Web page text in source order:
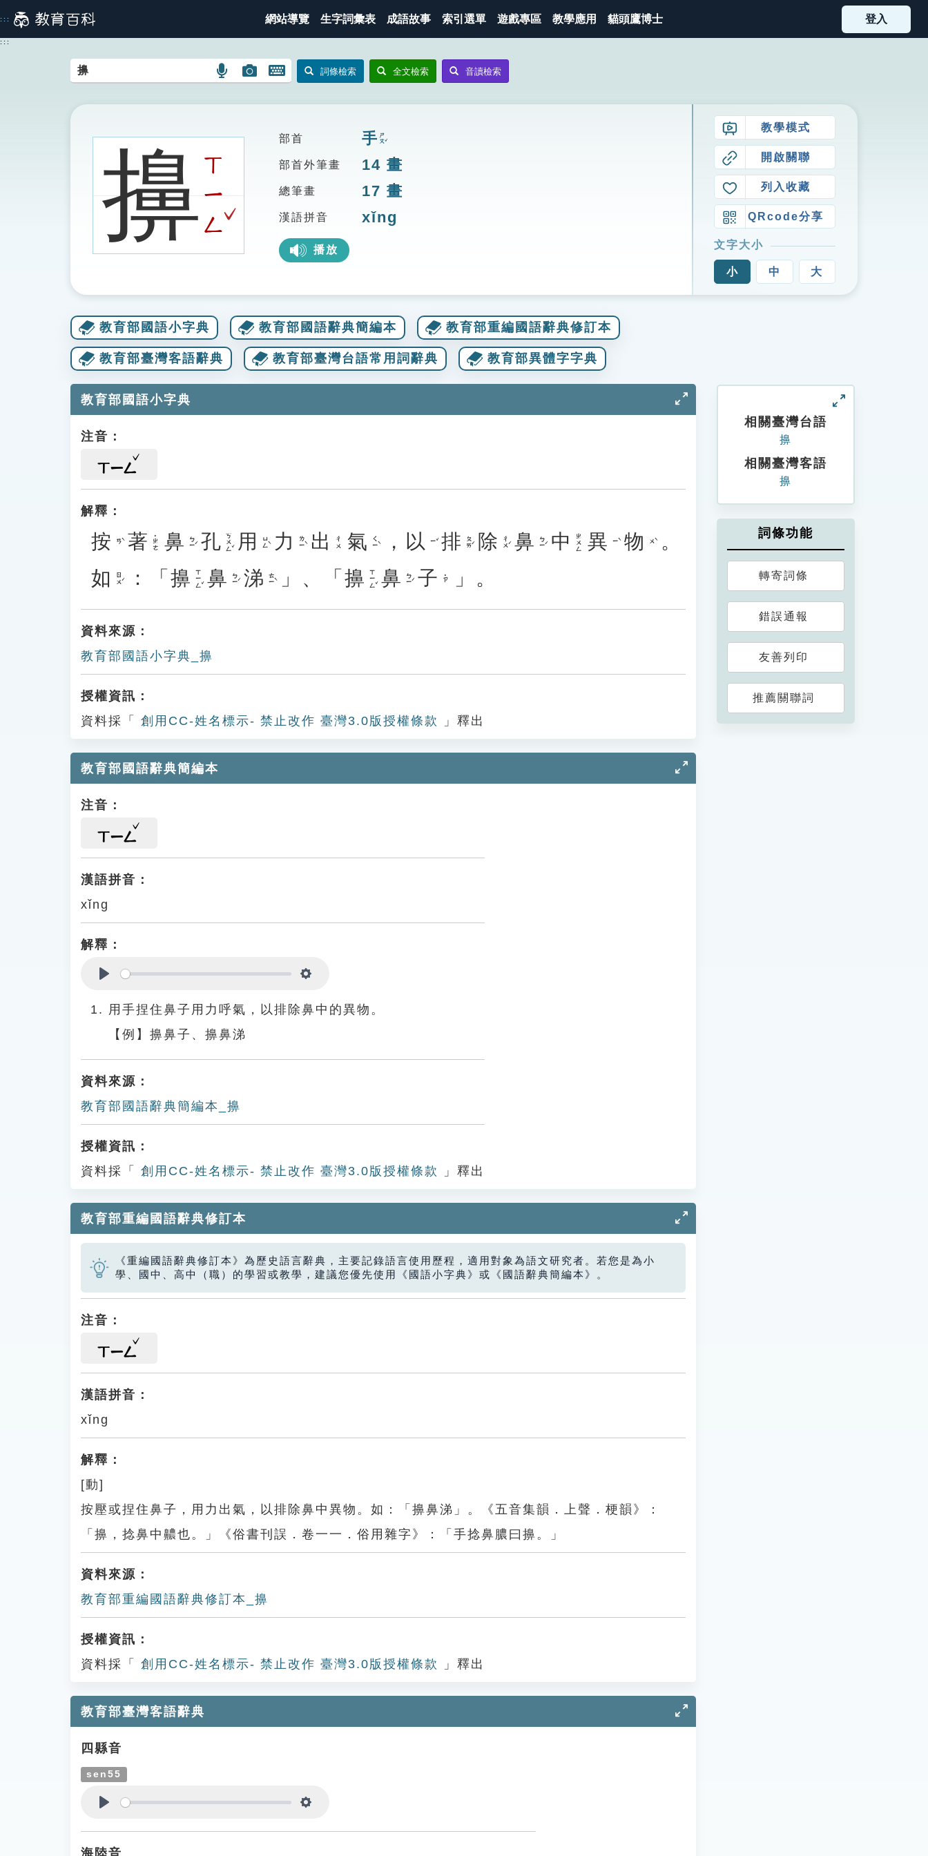
到
主
::: 網站導覽 生字詞彙表 成語故事 索引選單 遊戲專區 教學應用 貓頭鷹博士 登入
:::
語
搜
圖
圖
搜
開
鍵
圖
詞條檢索 全文檢索 音讀檢索
擤ㄒ
ㄧ
ㄥ
ˇ
部首 手ㄕㄡˇ
部首外筆畫 14 畫
總筆畫 17 畫
漢語拼音 xǐng
播放
教學模式
開啟關聯
列入收藏
QRcode分享
文字大小
小 中 大
教育部國語小字典 教育部國語辭典簡編本 教育部重編國語辭典修訂本
教育部臺灣客語辭典 教育部臺灣台語常用詞辭典 教育部異體字字典
教育部國語小字典
注音：
ㄒㄧㄥ
解釋：
按 ㄢˋ 著 ˙ㄓㄜ 鼻 ㄅㄧˊ 孔 ㄎㄨㄥˇ 用 ㄩㄥˋ 力 ㄌㄧˋ 出 ㄔㄨ 氣 ㄑㄧˋ ， 以 ㄧˇ 排 ㄆㄞˊ 除 ㄔㄨˊ 鼻 ㄅㄧˊ 中 ㄓㄨㄥ 異 ㄧˋ 物 ㄨˋ
。
如 ㄖㄨˊ ：「 擤 ㄒㄧㄥˇ 鼻 ㄅㄧˊ 涕 ㄊㄧˋ 」、「 擤 ㄒㄧㄥˇ 鼻 ㄅㄧˊ 子 ˙ㄗ 」。
資料來源：
教育部國語小字典_擤
授權資訊：
資料採「
創用CC-姓名標示- 禁止改作 臺灣3.0版授權條款 」釋出
教育部國語辭典簡編本
注音：
ㄒㄧㄥ
漢語拼音：
xǐng
解釋：
用手捏住鼻子用力呼氣，以排除鼻中的異物。
【例】擤鼻子、擤鼻涕
資料來源：
教育部國語辭典簡編本_擤
授權資訊：
資料採「
創用CC-姓名標示- 禁止改作 臺灣3.0版授權條款 」釋出
教育部重編國語辭典修訂本
《重編國語辭典修訂本》為歷史語言辭典，主要記錄語言使用歷程，適用對象為語文研究者。若您是為小
學、國中、高中（職）的學習或教學，建議您優先使用《國語小字典》或《國語辭典簡編本》。
注音：
ㄒㄧㄥ
漢語拼音：
xǐng
解釋：
[動]
按壓或捏住鼻子，用力出氣，以排除鼻中異物。如：「擤鼻涕」。《五音集韻．上聲．梗韻》：
「擤，捻鼻中齈也。」《俗書刊誤．卷一一．俗用雜字》：「手捻鼻膿曰擤。」
資料來源：
教育部重編國語辭典修訂本_擤
授權資訊：
資料採「
創用CC-姓名標示- 禁止改作 臺灣3.0版授權條款 」釋出
教育部臺灣客語辭典
四縣音
sen55
海陸音
相關臺灣台語
擤
相關臺灣客語
擤
詞條功能
轉寄詞條
錯誤通報
友善列印
推薦關聯詞